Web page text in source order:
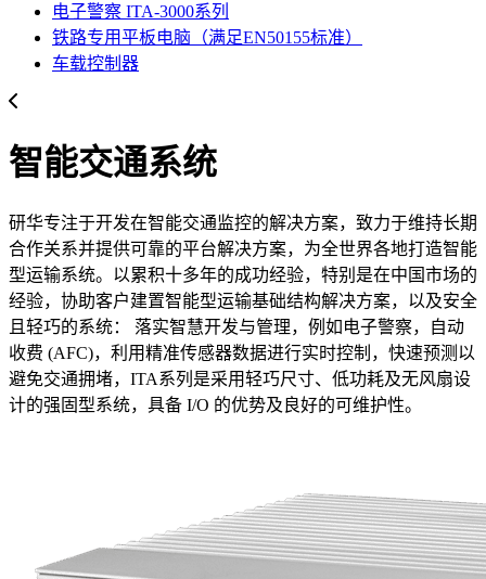
电子警察 ITA-3000系列
铁路专用平板电脑（满足EN50155标准）
车载控制器
智能交通系统
研华专注于开发在智能交通监控的解决方案，致力于维持长期
合作关系并提供可靠的平台解决方案，为全世界各地打造智能
型运输系统。以累积十多年的成功经验，特别是在中国市场的
经验，协助客户建置智能型运输基础结构解决方案，以及安全
且轻巧的系统： 落实智慧开发与管理，例如电子警察，自动
收费 (AFC)，利用精准传感器数据进行实时控制，快速预测以
避免交通拥堵，ITA系列是采用轻巧尺寸、低功耗及无风扇设
计的强固型系统，具备 I/O 的优势及良好的可维护性。